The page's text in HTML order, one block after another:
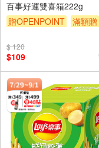
百事好運雙喜箱222g
贈OPENPOINT
滿額贈
$ 120
$109